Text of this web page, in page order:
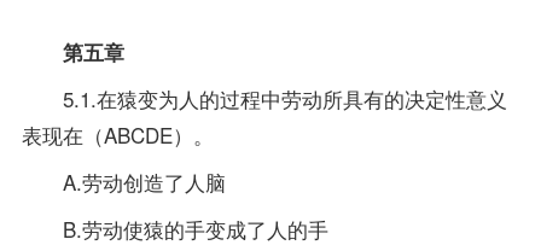
第五章
5.1.在猿变为人的过程中劳动所具有的决定性意义
表现在（ABCDE）。
A.劳动创造了人脑
B.劳动使猿的手变成了人的手